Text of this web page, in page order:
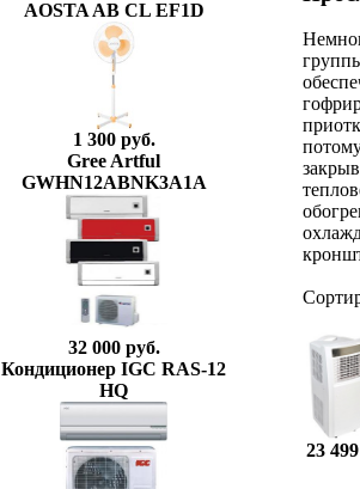
AOSTA AB CL EF1D
1 300 руб.
Gree Artful
GWHN12ABNK3A1A
32 000 руб.
Кондиционер IGC RAS-12
HQ
23